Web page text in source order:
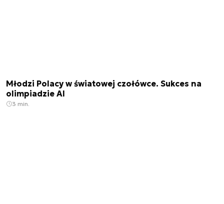
Młodzi Polacy w światowej czołówce. Sukces na
olimpiadzie AI
3 min.